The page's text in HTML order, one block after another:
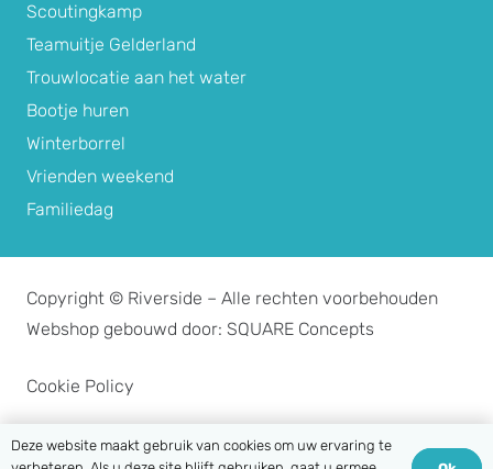
Scoutingkamp
Teamuitje Gelderland
Trouwlocatie aan het water
Bootje huren
Winterborrel
Vrienden weekend
Familiedag
Copyright © Riverside – Alle rechten voorbehouden
Webshop gebouwd door: SQUARE Concepts
Cookie Policy
Privacy- en cookieverklaring
Deze website maakt gebruik van cookies om uw ervaring te